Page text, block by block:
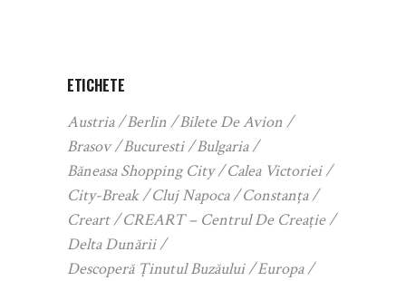
ETICHETE
Austria Berlin
Bilete De Avion
Brasov
Bucuresti
Bulgaria
Băneasa Shopping City
Calea Victoriei
City-Break
Cluj Napoca
Constanța
Creart
CREART – Centrul De Creație
Delta Dunării
Descoperă Ținutul Buzăului
Europa